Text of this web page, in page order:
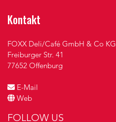
Kontakt
FOXX Deli/Café GmbH & Co KG
Freiburger Str. 41
77652 Offenburg
E-Mail
Web
FOLLOW US